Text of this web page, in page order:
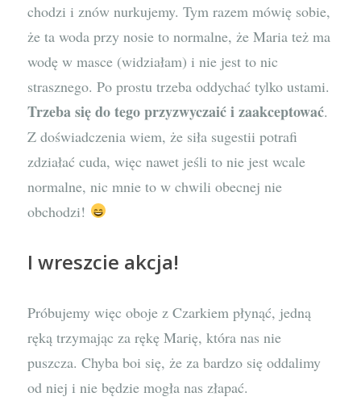
chodzi i znów nurkujemy. Tym razem mówię sobie,
że ta woda przy nosie to normalne, że Maria też ma
wodę w masce (widziałam) i nie jest to nic
strasznego. Po prostu trzeba oddychać tylko ustami.
Trzeba się do tego przyzwyczaić i zaakceptować.
Z doświadczenia wiem, że siła sugestii potrafi
zdziałać cuda, więc nawet jeśli to nie jest wcale
normalne, nic mnie to w chwili obecnej nie
obchodzi!
I wreszcie akcja!
Próbujemy więc oboje z Czarkiem płynąć, jedną
ręką trzymając za rękę Marię, która nas nie
puszcza. Chyba boi się, że za bardzo się oddalimy
od niej i nie będzie mogła nas złapać.